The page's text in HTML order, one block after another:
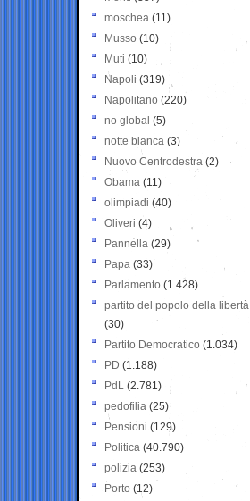
moschea (11)
Musso (10)
Muti (10)
Napoli (319)
Napolitano (220)
no global (5)
notte bianca (3)
Nuovo Centrodestra (2)
Obama (11)
olimpiadi (40)
Oliveri (4)
Pannella (29)
Papa (33)
Parlamento (1.428)
partito del popolo della libertà
(30)
Partito Democratico (1.034)
PD (1.188)
PdL (2.781)
pedofilia (25)
Pensioni (129)
Politica (40.790)
polizia (253)
Porto (12)